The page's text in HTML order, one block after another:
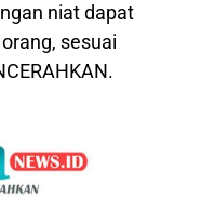
niat dapat
sesuai